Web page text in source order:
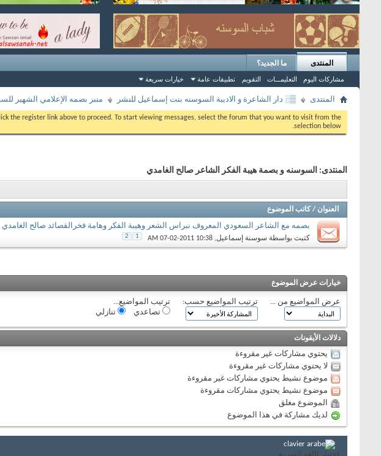
المنتدى
مشاركات اليوم التعليمـــات التقويم تطبيقات عامة خيارات سريعة
ما الجديد؟
المنتدى ▒░ دار الشاعرة و الاديبة السوسنه بنت إسماعيل للنشر منبر بصمه الإعلامي الشهير
the register link above to proceed. To start viewing messages, select the forum that you want to visit from the
selection below.
المنتدى: السوسنه و بصمة هيبة الفكر الشاعر صالح الغامدي
العنوان / كاتب الموضوع
بصمه مع الشاعر السعودي المعروف نبراس الشعر وهيبة الفكر وهامة فخرالقصائد صالح الغامدي
كتبت بواسطة سوسنة إسماعيل‏, 07-02-2011 10:38 AM
1
2
خيارات عرض الموضوع
عرض المواضيع من ... ترتيب المواضيع حسب:
ترتيب المواضيع...
تصاعدي
تنازلي
دلالات الأيقونات
يحتوي مشاركات غير مقروءة
لا يحتوي مشاركات غير مقروءة
موضوع نشيط يحتوي مشاركات غير مقروءة
موضوع نشيط يحتوي مشاركات مقروءة
الموضوع مغلق
لديك مشاركة في هذا الموضوع